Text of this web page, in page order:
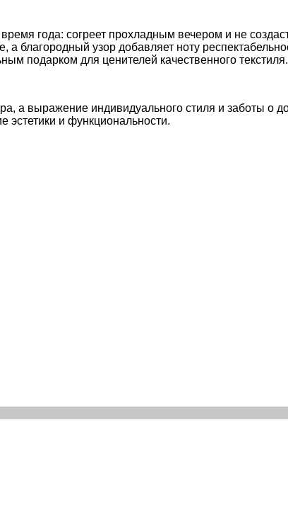
года: согреет прохладным вечером и не
а благородный узор добавляет ноту
подарком для ценителей качественного текстиля.
а выражение индивидуального стиля и заботы о
эстетики и функциональности.